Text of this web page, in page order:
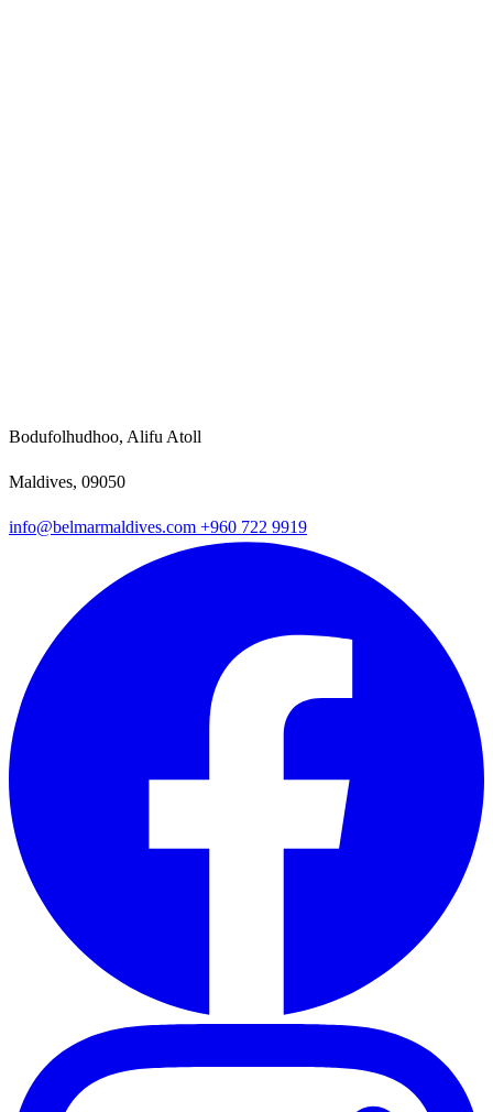
Bodufolhudhoo, Alifu Atoll
Maldives, 09050
info@belmarmaldives.com +960 722 9919